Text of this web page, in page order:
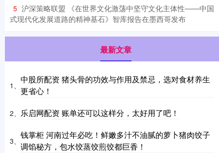
5 ​沪深策略联盟 《在世界文化激荡中坚守文化主体性——中国
式现代化发展道路的精神基石》智库报告在墨西哥发布
最新文章
1、
中股所配资 猪头骨的功效与作用及禁忌，选对食材养生
更省心！
2、 乐启网配资 账单还可以这样分，太好用了吧！
3、
钱掌柜 河南过年必吃！鲜嫩多汁不油腻的萝卜猪肉饺子
调馅秘方，包水饺蒸饺煎饺都巨香！